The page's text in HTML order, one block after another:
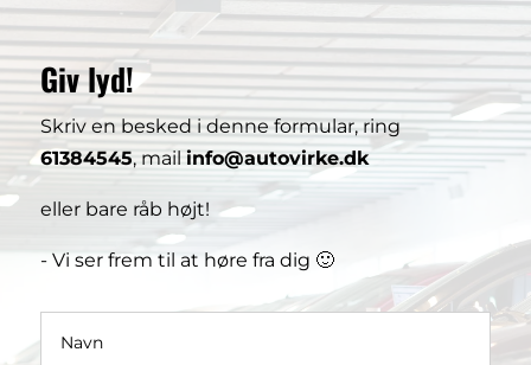
Giv lyd!
Skriv en besked i denne formular, ring
61384545, mail info@autovirke.dk
eller bare råb højt!
- Vi ser frem til at høre fra dig 🙂